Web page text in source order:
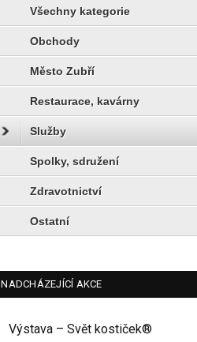
Všechny kategorie
Obchody
Město Zubří
Restaurace, kavárny
Služby
Spolky, sdružení
Zdravotnictví
Ostatní
NADCHÁZEJÍCÍ AKCE
Výstava – Svět kostiček®